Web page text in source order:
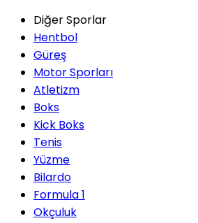
Diğer Sporlar
Hentbol
Güreş
Motor Sporları
Atletizm
Boks
Kick Boks
Tenis
Yüzme
Bilardo
Formula 1
Okçuluk